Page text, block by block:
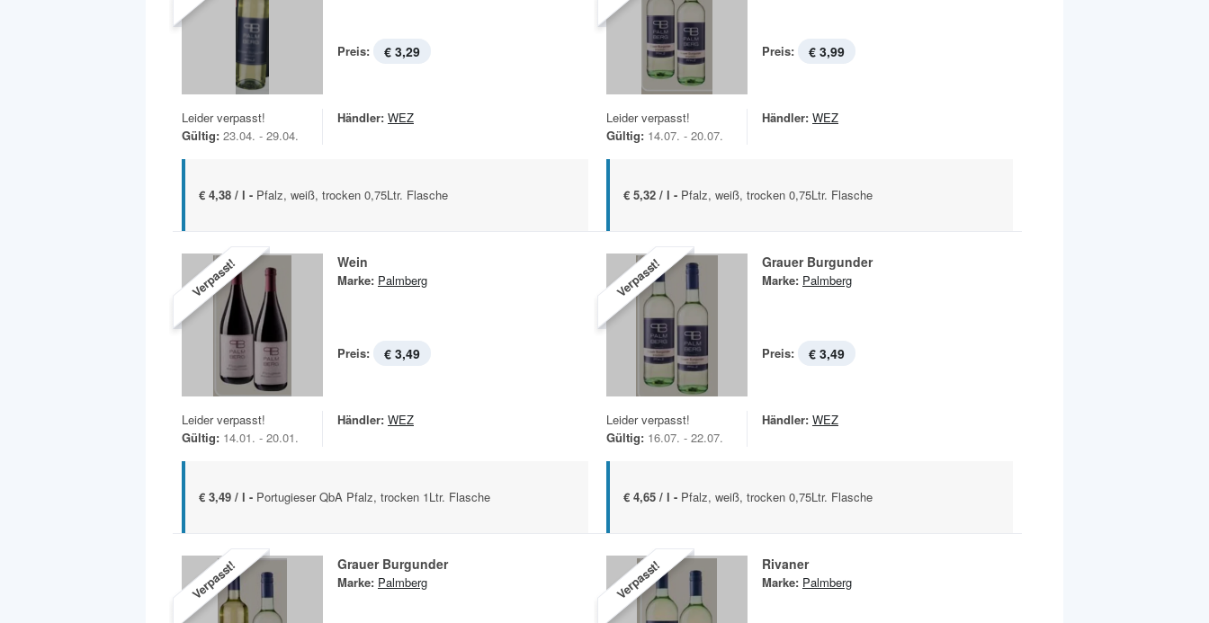
Preis: € 3,29
Leider verpasst!
Gültig: 23.04. - 29.04.
Händler: WEZ
€ 4,38 / l - Pfalz, weiß, trocken 0,75Ltr. Flasche
Preis: € 3,99
Leider verpasst!
Gültig: 14.07. - 20.07.
Händler: WEZ
€ 5,32 / l - Pfalz, weiß, trocken 0,75Ltr. Flasche
Verpasst! Wein
Marke: Palmberg
Preis: € 3,49
Leider verpasst!
Gültig: 14.01. - 20.01.
Händler: WEZ
€ 3,49 / l - Portugieser QbA Pfalz, trocken 1Ltr. Flasche
Verpasst! Grauer Burgunder
Marke: Palmberg
Preis: € 3,49
Leider verpasst!
Gültig: 16.07. - 22.07.
Händler: WEZ
€ 4,65 / l - Pfalz, weiß, trocken 0,75Ltr. Flasche
Verpasst! Grauer Burgunder
Marke: Palmberg Verpasst! Rivaner
Marke: Palmberg